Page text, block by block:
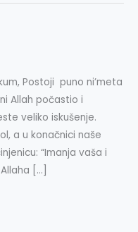
Postoji puno ni’meta
Allah počastio i
veliko iskušenje.
a u konačnici naše
“Imanja vaša i
[…]